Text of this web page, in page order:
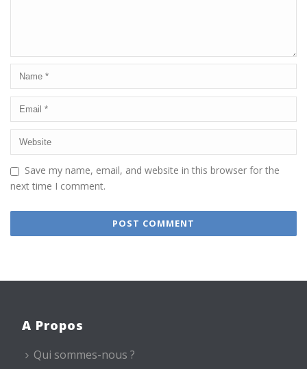
Save my name, email, and website in this browser for the
next time I comment.
A Propos
Qui sommes-nous ?